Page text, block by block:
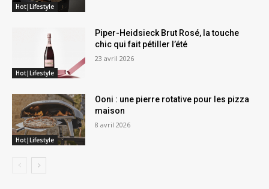
Hot|Lifestyle
Hot|Lifestyle
Piper-Heidsieck Brut Rosé, la touche
chic qui fait pétiller l’été
23 avril 2026
Hot|Lifestyle
Ooni : une pierre rotative pour les pizza
maison
8 avril 2026